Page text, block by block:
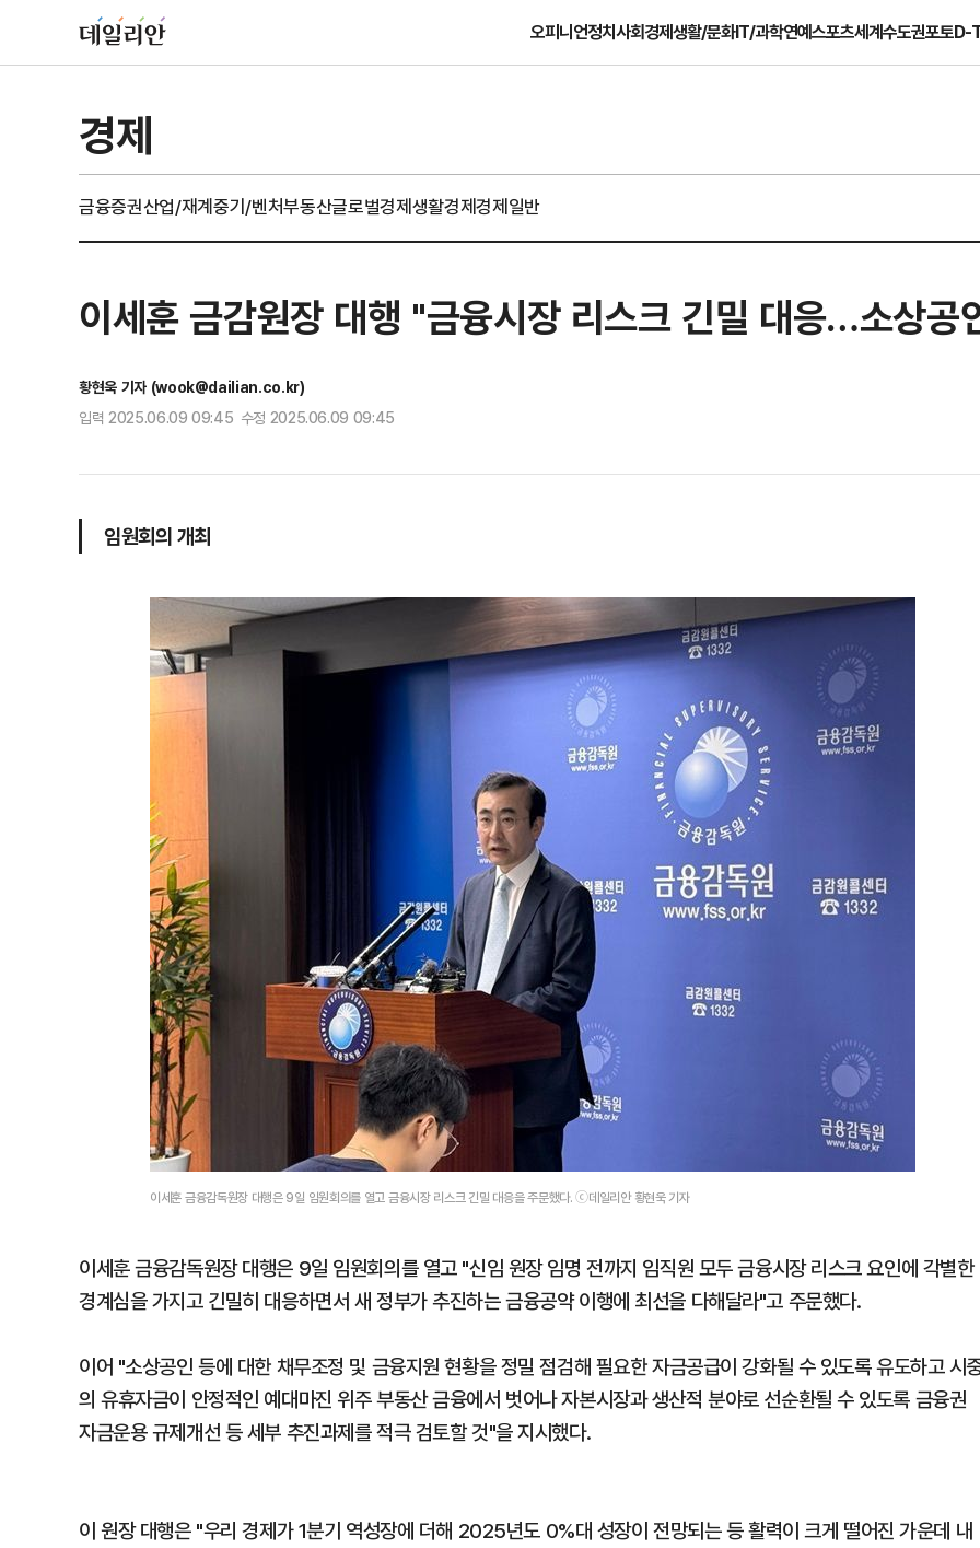
오피니언정치사회경제생활/문화IT/과학연예스포츠세계수도권포토D-
경제
금융증권산업/재계중기/벤처부동산글로벌경제생활경제경제일반
이세훈 금감원장 대행 "금융시장 리스크 긴밀 대응…소상공
황현욱 기자 (wook@dailian.co.kr)
입력 2025.06.09 09:45 수정 2025.06.09 09:45
임원회의 개최
이세훈 금융감독원장 대행은 9일 임원회의를 열고 금융시장 리스크 긴밀 대응을 주문했다. ⓒ데일리안 황현욱 기자
이세훈 금융감독원장 대행은 9일 임원회의를 열고 "신임 원장 임명 전까지 임직원 모두 금융시장 리스크 요인에 각별한
경계심을 가지고 긴밀히 대응하면서 새 정부가 추진하는 금융공약 이행에 최선을 다해달라"고 주문했다.
이어 "소상공인 등에 대한 채무조정 및 금융지원 현황을 정밀 점검해 필요한 자금공급이 강화될 수 있도록 유도하고 시
의 유휴자금이 안정적인 예대마진 위주 부동산 금융에서 벗어나 자본시장과 생산적 분야로 선순환될 수 있도록 금융권
자금운용 규제개선 등 세부 추진과제를 적극 검토할 것"을 지시했다.
이 원장 대행은 "우리 경제가 1분기 역성장에 더해 2025년도 0%대 성장이 전망되는 등 활력이 크게 떨어진 가운데 내